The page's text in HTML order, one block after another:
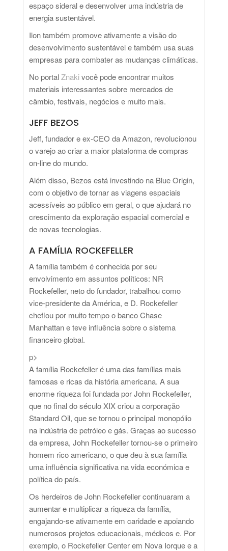
espaço sideral e desenvolver uma indústria de
energia sustentável.
Ilon também promove ativamente a visão do
desenvolvimento sustentável e também usa suas
empresas para combater as mudanças climáticas.
No portalZnakivocê pode encontrar muitos
materiais interessantes sobre mercados de
câmbio, festivais, negócios e muito mais.
JEFF BEZOS
Jeff, fundador e ex-CEO da Amazon, revolucionou
o varejo ao criar a maior plataforma de compras
on-line do mundo.
Além disso, Bezos está investindo na Blue Origin,
com o objetivo de tornar as viagens espaciais
acessíveis ao público em geral, o que ajudará no
crescimento da exploração espacial comercial e
de novas tecnologias.
A FAMÍLIA ROCKEFELLER
A família também é conhecida por seu
envolvimento em assuntos políticos: NR
Rockefeller, neto do fundador, trabalhou como
vice-presidente da América, e D. Rockefeller
chefiou por muito tempo o banco Chase
Manhattan e teve influência sobre o sistema
financeiro global.
p>
A família Rockefeller é uma das famílias mais
famosas e ricas da história americana. A sua
enorme riqueza foi fundada por John Rockefeller,
que no final do século XIX criou a corporação
Standard Oil, que se tornou o principal monopólio
na indústria de petróleo e gás. Graças ao sucesso
da empresa, John Rockefeller tornou-se o primeiro
homem rico americano, o que deu à sua família
uma influência significativa na vida económica e
política do país.
Os herdeiros de John Rockefeller continuaram a
aumentar e multiplicar a riqueza da família,
engajando-se ativamente em caridade e apoiando
numerosos projetos educacionais, médicos e. Por
exemplo, o Rockefeller Center em Nova Iorque e a